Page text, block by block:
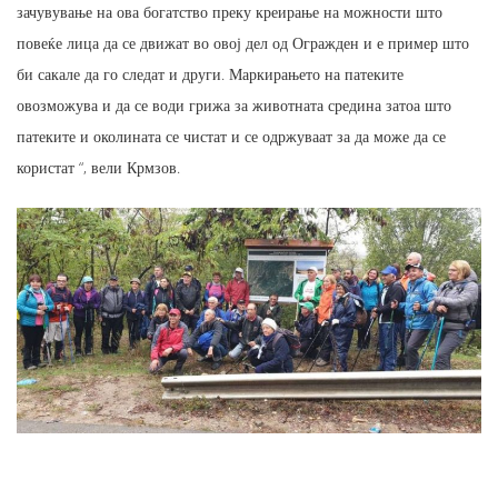
зачувување на ова богатство преку креирање на можности што
повеќе лица да се движат во овој дел од Огражден и е пример што
би сакале да го следат и други. Маркирањето на патеките
овозможува и да се води грижа за животната средина затоа што
патеките и околината се чистат и се одржуваат за да може да се
користат “, вели Крмзов.